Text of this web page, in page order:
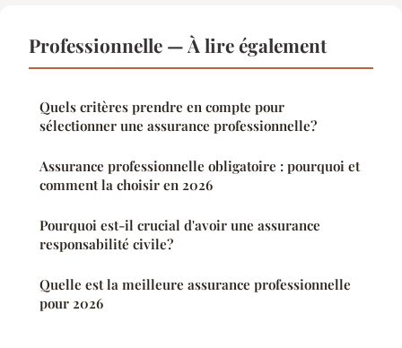
Professionnelle — À lire également
Quels critères prendre en compte pour
sélectionner une assurance professionnelle?
Assurance professionnelle obligatoire : pourquoi et
comment la choisir en 2026
Pourquoi est-il crucial d'avoir une assurance
responsabilité civile?
Quelle est la meilleure assurance professionnelle
pour 2026